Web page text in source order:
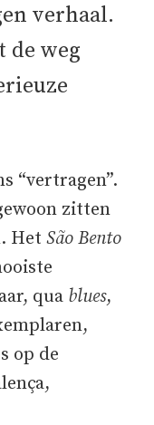
verhaal.
de weg
“vertragen”.
zitten
Het São Bento
qua blues,
op de